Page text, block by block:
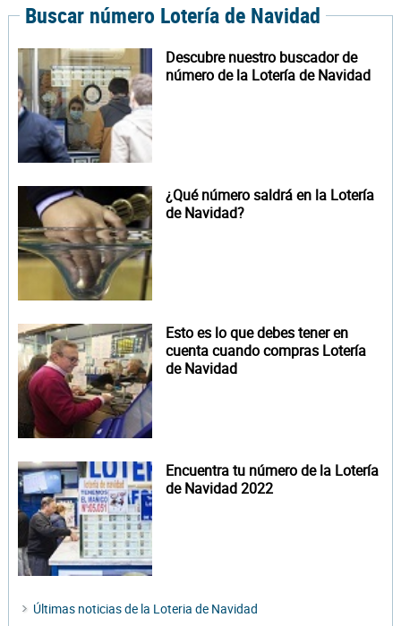
Buscar número Lotería de Navidad
Descubre nuestro buscador de
número de la Lotería de Navidad
¿Qué número saldrá en la Lotería
de Navidad?
Esto es lo que debes tener en
cuenta cuando compras Lotería
de Navidad
Encuentra tu número de la Lotería
de Navidad 2022
Últimas noticias de la Loteria de Navidad